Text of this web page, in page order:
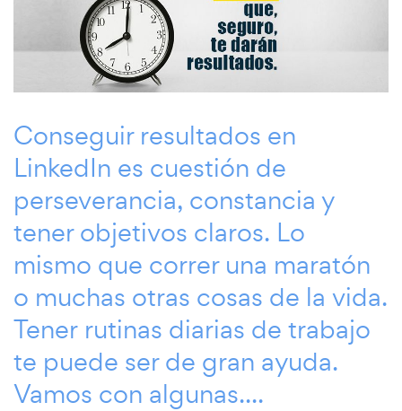
Conseguir resultados en
LinkedIn es cuestión de
perseverancia, constancia y
tener objetivos claros. Lo
mismo que correr una maratón
o muchas otras cosas de la vida.
Tener rutinas diarias de trabajo
te puede ser de gran ayuda.
Vamos con algunas....